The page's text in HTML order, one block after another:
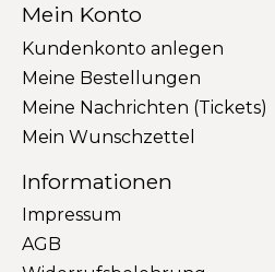
Mein Konto
Kundenkonto anlegen
Meine Bestellungen
Meine Nachrichten (Tickets)
Mein Wunschzettel
Informationen
Impressum
AGB